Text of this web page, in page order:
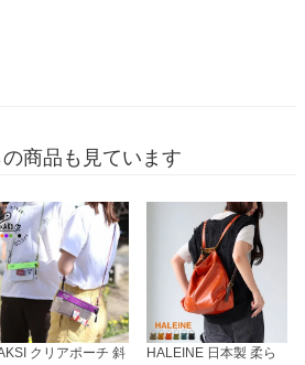
商品も見ています
クリアポーチ 斜
HALEINE 日本製 柔ら